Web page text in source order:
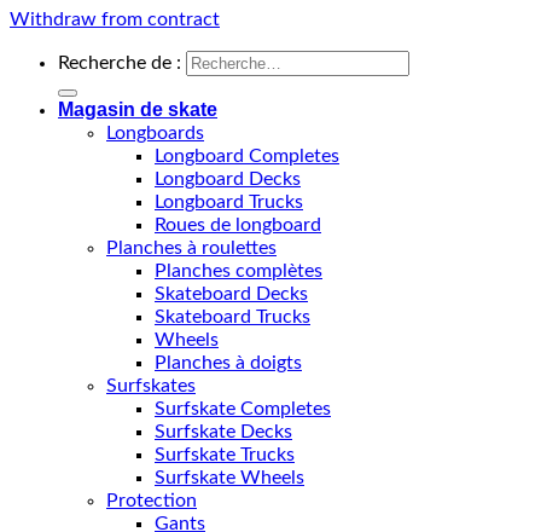
Withdraw from contract
Recherche de :
Magasin de skate
Longboards
Longboard Completes
Longboard Decks
Longboard Trucks
Roues de longboard
Planches à roulettes
Planches complètes
Skateboard Decks
Skateboard Trucks
Wheels
Planches à doigts
Surfskates
Surfskate Completes
Surfskate Decks
Surfskate Trucks
Surfskate Wheels
Protection
Gants